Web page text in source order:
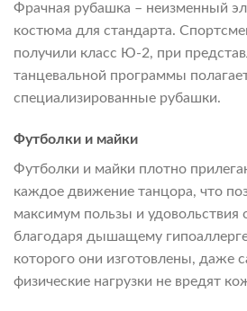
Фрачная рубашка – неизменный
костюма для стандарта.
получили класс Ю-2, при
танцевальной программы
специализированные рубашки.
Футболки и майки
Футболки и майки плотно
каждое движение танцора, что
максимум пользы и удовольствия
благодаря дышащему
которого они изготовлены, даже
физические нагрузки не вредят